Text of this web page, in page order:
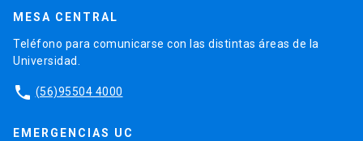
MESA CENTRAL
Teléfono para comunicarse con las distintas áreas de la
Universidad.
phone (56)95504 4000
EMERGENCIAS UC